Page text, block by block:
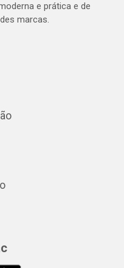
e prática e de
marcas.